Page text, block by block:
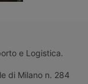
e Logistica.
di Milano n. 284